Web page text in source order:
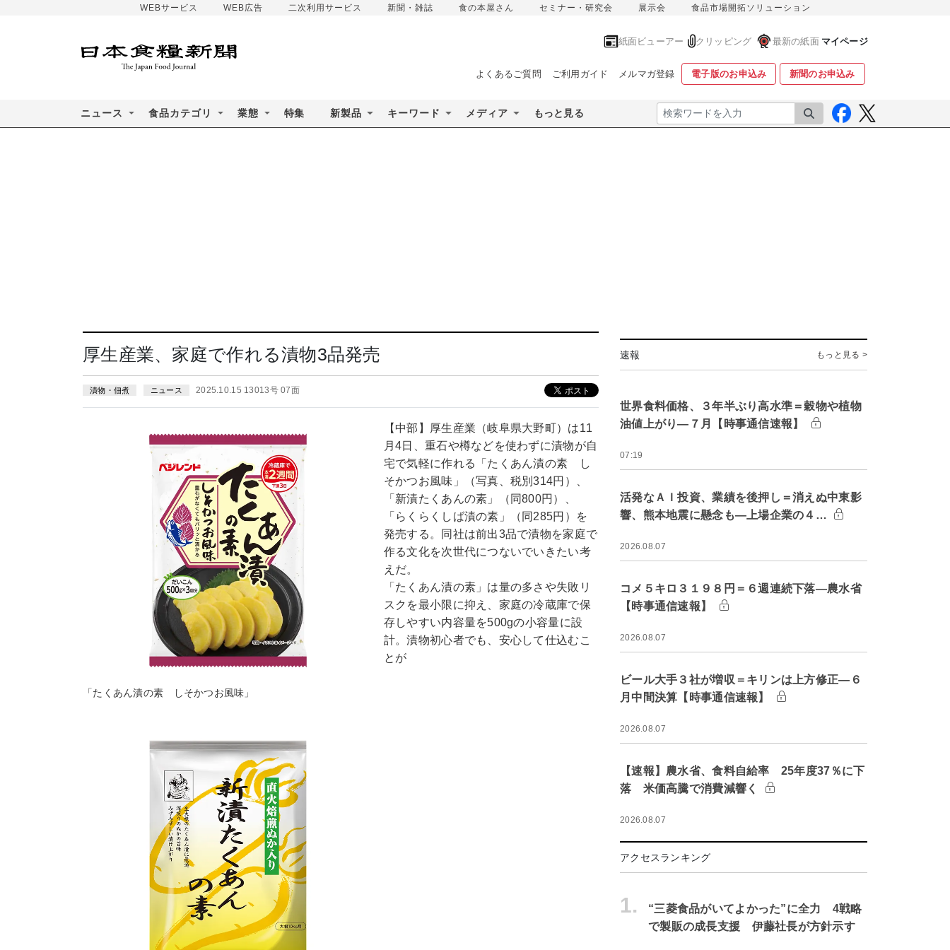
WEBサービス WEB広告 二次利用サービス 新聞・雑誌 食の本屋さん セミナー・研究会 展示会 食品市場開拓ソリューション
紙面ビューアー クリッピング 最新の紙面 マイページ
よくあるご質問 ご利用ガイド メルマガ登録 電子版のお申込み 新聞のお申込み
ニュース 食品カテゴリ 業態 特集 新製品 キーワード メディア もっと見る 検索
厚生産業、家庭で作れる漬物3品発売
漬物・佃煮 ニュース 2025.10.15 13013号 07面
「たくあん漬の素 しそかつお風味」
【中部】厚生産業（岐阜県大野町）は11
月4日、重石や樽などを使わずに漬物が自
宅で気軽に作れる「たくあん漬の素 し
そかつお風味」（写真、税別314円）、
「新漬たくあんの素」（同800円）、
「らくらくしば漬の素」（同285円）を
発売する。同社は前出3品で漬物を家庭で
作る文化を次世代につないでいきたい考
えだ。
「たくあん漬の素」は量の多さや失敗リ
スクを最小限に抑え、家庭の冷蔵庫で保
存しやすい内容量を500gの小容量に設
計。漬物初心者でも、安心して仕込むこ
とが
速報 もっと見る >
世界食料価格、３年半ぶり高水準＝穀物や植物
油値上がり―７月【時事通信速報】
07:19
活発なＡＩ投資、業績を後押し＝消えぬ中東影
響、熊本地震に懸念も―上場企業の４…
2026.08.07
コメ５キロ３１９８円＝６週連続下落―農水省
【時事通信速報】
2026.08.07
ビール大手３社が増収＝キリンは上方修正―６
月中間決算【時事通信速報】
2026.08.07
【速報】農水省、食料自給率 25年度37％に下
落 米価高騰で消費減響く
2026.08.07
アクセスランキング
1.
“三菱食品がいてよかった”に全力 4戦略
で製販の成長支援 伊藤社長が方針示す